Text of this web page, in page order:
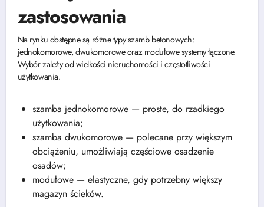
zastosowania
Na rynku dostępne są różne typy szamb betonowych:
jednokomorowe, dwukomorowe oraz modułowe systemy łączone.
Wybór zależy od wielkości nieruchomości i częstotliwości
użytkowania.
szamba jednokomorowe — proste, do rzadkiego
użytkowania;
szamba dwukomorowe — polecane przy większym
obciążeniu, umożliwiają częściowe osadzenie
osadów;
modułowe — elastyczne, gdy potrzebny większy
magazyn ścieków.